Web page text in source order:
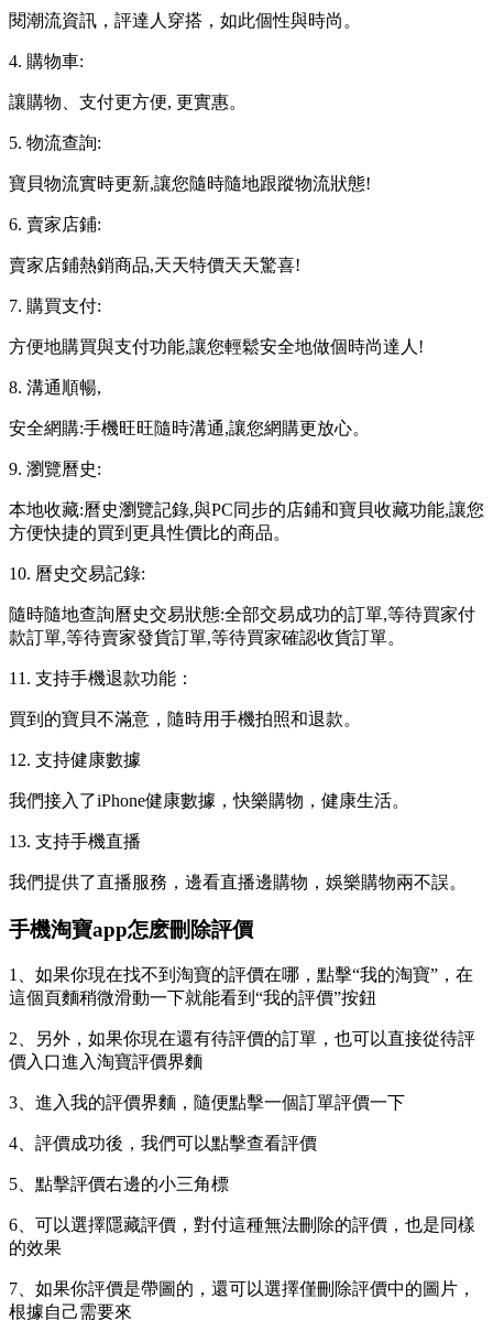
閱潮流資訊，評達人穿搭，如此個性與時尚。
4. 購物車:
讓購物、支付更方便, 更實惠。
5. 物流查詢:
寶貝物流實時更新,讓您隨時隨地跟蹤物流狀態!
6. 賣家店鋪:
賣家店鋪熱銷商品,天天特價天天驚喜!
7. 購買支付:
方便地購買與支付功能,讓您輕鬆安全地做個時尚達人!
8. 溝通順暢,
安全網購:手機旺旺隨時溝通,讓您網購更放心。
9. 瀏覽曆史:
本地收藏:曆史瀏覽記錄,與PC同步的店鋪和寶貝收藏功能,讓您
方便快捷的買到更具性價比的商品。
10. 曆史交易記錄:
隨時隨地查詢曆史交易狀態:全部交易成功的訂單,等待買家付
款訂單,等待賣家發貨訂單,等待買家確認收貨訂單。
11. 支持手機退款功能：
買到的寶貝不滿意，隨時用手機拍照和退款。
12. 支持健康數據
我們接入了iPhone健康數據，快樂購物，健康生活。
13. 支持手機直播
我們提供了直播服務，邊看直播邊購物，娛樂購物兩不誤。
手機淘寶app怎麽刪除評價
1、如果你現在找不到淘寶的評價在哪，點擊“我的淘寶”，在
這個頁麵稍微滑動一下就能看到“我的評價”按鈕
2、另外，如果你現在還有待評價的訂單，也可以直接從待評
價入口進入淘寶評價界麵
3、進入我的評價界麵，隨便點擊一個訂單評價一下
4、評價成功後，我們可以點擊查看評價
5、點擊評價右邊的小三角標
6、可以選擇隱藏評價，對付這種無法刪除的評價，也是同樣
的效果
7、如果你評價是帶圖的，還可以選擇僅刪除評價中的圖片，
根據自己需要來